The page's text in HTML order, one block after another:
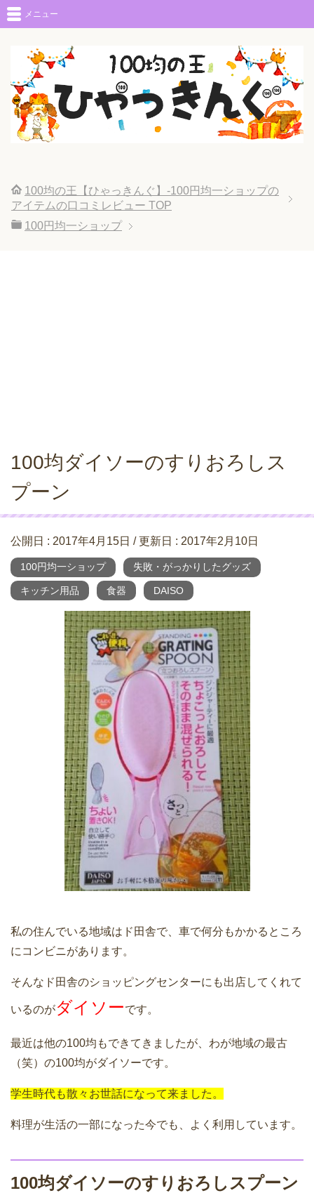
メニュー
100均の王【ひゃっきんぐ】-100円均一ショップの
アイテムの口コミレビュー TOP
100円均一ショップ
100均ダイソーのすりおろしス
プーン
公開日 : 2017年4月15日 / 更新日 : 2017年2月10日
100円均一ショップ 失敗・がっかりしたグッズ
キッチン用品 食器 DAISO
私の住んでいる地域はド田舎で、車で何分もかかるところ
にコンビニがあります。
そんなド田舎のショッピングセンターにも出店してくれて
いるのがダイソーです。
最近は他の100均もできてきましたが、わが地域の最古
（笑）の100均がダイソーです。
学生時代も散々お世話になって来ました。
料理が生活の一部になった今でも、よく利用しています。
100均ダイソーのすりおろしスプーン